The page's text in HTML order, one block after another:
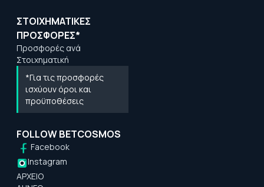
ΣΤΟΙΧΗΜΑΤΙΚΕΣ
ΠΡΟΣΦΟΡΕΣ*
Προσφορές ανά
Στοιχηματική
*Για τις προσφορές
ισχύουν όροι και
προϋποθέσεις
FOLLOW BETCOSMOS
Facebook
Instagram
ΑΡΧΕΙΟ